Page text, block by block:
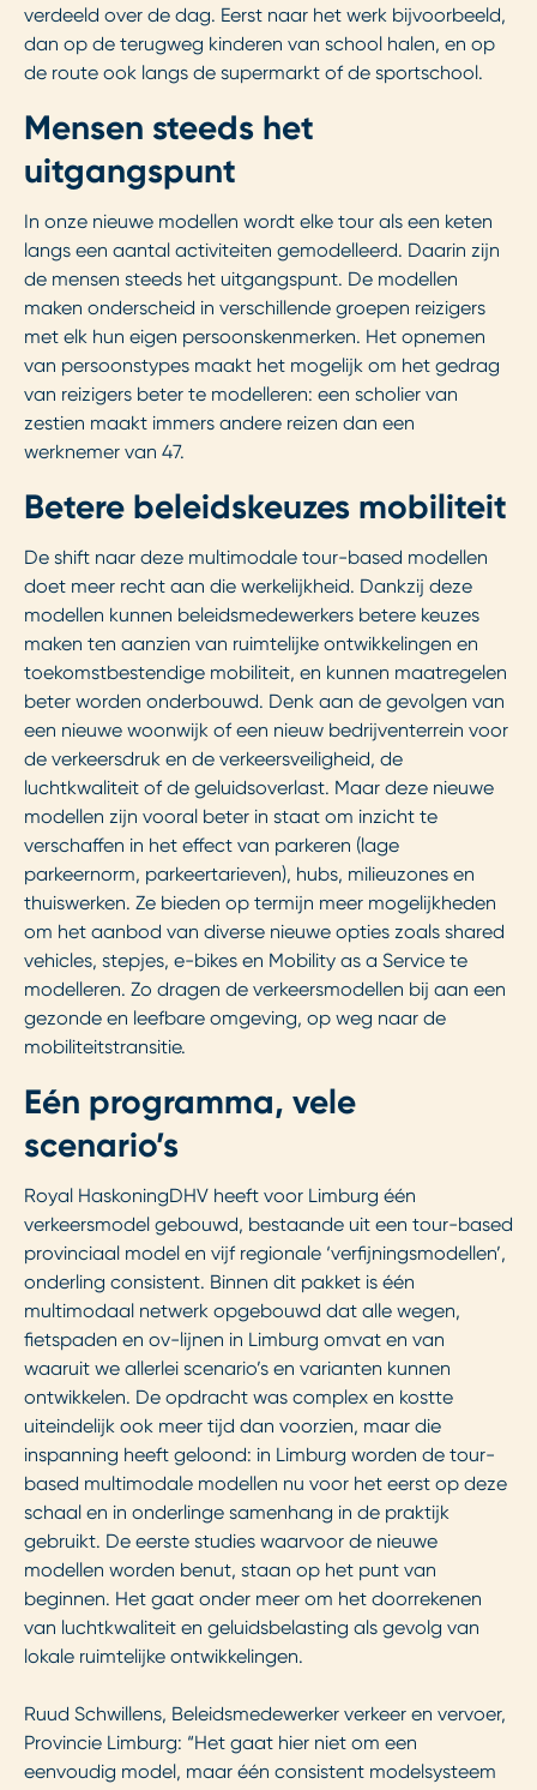
verdeeld over de dag. Eerst naar het werk bijvoorbeeld,
dan op de terugweg kinderen van school halen, en op
de route ook langs de supermarkt of de sportschool.
Mensen steeds het
uitgangspunt
In onze nieuwe modellen wordt elke tour als een keten
langs een aantal activiteiten gemodelleerd. Daarin zijn
de mensen steeds het uitgangspunt. De modellen
maken onderscheid in verschillende groepen reizigers
met elk hun eigen persoonskenmerken. Het opnemen
van persoonstypes maakt het mogelijk om het gedrag
van reizigers beter te modelleren: een scholier van
zestien maakt immers andere reizen dan een
werknemer van 47.
Betere beleidskeuzes mobiliteit
De shift naar deze multimodale tour-based modellen
doet meer recht aan die werkelijkheid. Dankzij deze
modellen kunnen beleidsmedewerkers betere keuzes
maken ten aanzien van ruimtelijke ontwikkelingen en
toekomstbestendige mobiliteit, en kunnen maatregelen
beter worden onderbouwd. Denk aan de gevolgen van
een nieuwe woonwijk of een nieuw bedrijventerrein voor
de verkeersdruk en de verkeersveiligheid, de
luchtkwaliteit of de geluidsoverlast. Maar deze nieuwe
modellen zijn vooral beter in staat om inzicht te
verschaffen in het effect van parkeren (lage
parkeernorm, parkeertarieven), hubs, milieuzones en
thuiswerken. Ze bieden op termijn meer mogelijkheden
om het aanbod van diverse nieuwe opties zoals shared
vehicles, stepjes, e-bikes en Mobility as a Service te
modelleren. Zo dragen de verkeersmodellen bij aan een
gezonde en leefbare omgeving, op weg naar de
mobiliteitstransitie.
Eén programma, vele
scenario’s
Royal HaskoningDHV heeft voor Limburg één
verkeersmodel gebouwd, bestaande uit een tour-based
provinciaal model en vijf regionale ‘verfijningsmodellen’,
onderling consistent. Binnen dit pakket is één
multimodaal netwerk opgebouwd dat alle wegen,
fietspaden en ov-lijnen in Limburg omvat en van
waaruit we allerlei scenario’s en varianten kunnen
ontwikkelen. De opdracht was complex en kostte
uiteindelijk ook meer tijd dan voorzien, maar die
inspanning heeft geloond: in Limburg worden de tour-
based multimodale modellen nu voor het eerst op deze
schaal en in onderlinge samenhang in de praktijk
gebruikt. De eerste studies waarvoor de nieuwe
modellen worden benut, staan op het punt van
beginnen. Het gaat onder meer om het doorrekenen
van luchtkwaliteit en geluidsbelasting als gevolg van
lokale ruimtelijke ontwikkelingen.
Ruud Schwillens, Beleidsmedewerker verkeer en vervoer,
Provincie Limburg: “Het gaat hier niet om een
eenvoudig model, maar één consistent modelsysteem